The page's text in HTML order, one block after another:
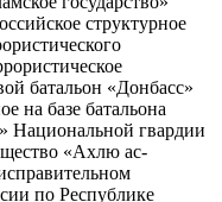
структурное
батальон «Донбасс»
на базе батальона
Национальной гвардии
«Ахлю ас-
по Республике